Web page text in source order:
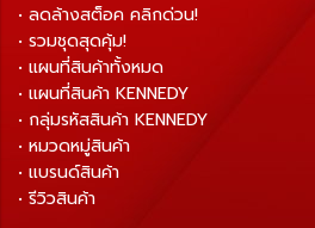
• ลดล้างสต็อค คลิกด่วน!
• รวมชุดสุดคุ้ม!
• แผนที่สินค้าทั้งหมด
• แผนที่สินค้า KENNEDY
• กลุ่มรหัสสินค้า KENNEDY
• หมวดหมู่สินค้า
• แบรนด์สินค้า
• รีวิวสินค้า